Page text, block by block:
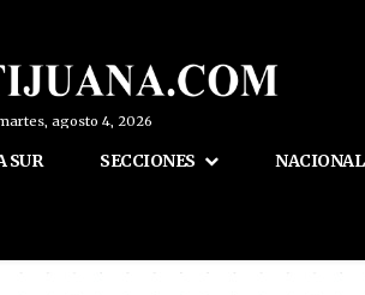
agosto 4, 2026
SUR SECCIONES NACIONAL